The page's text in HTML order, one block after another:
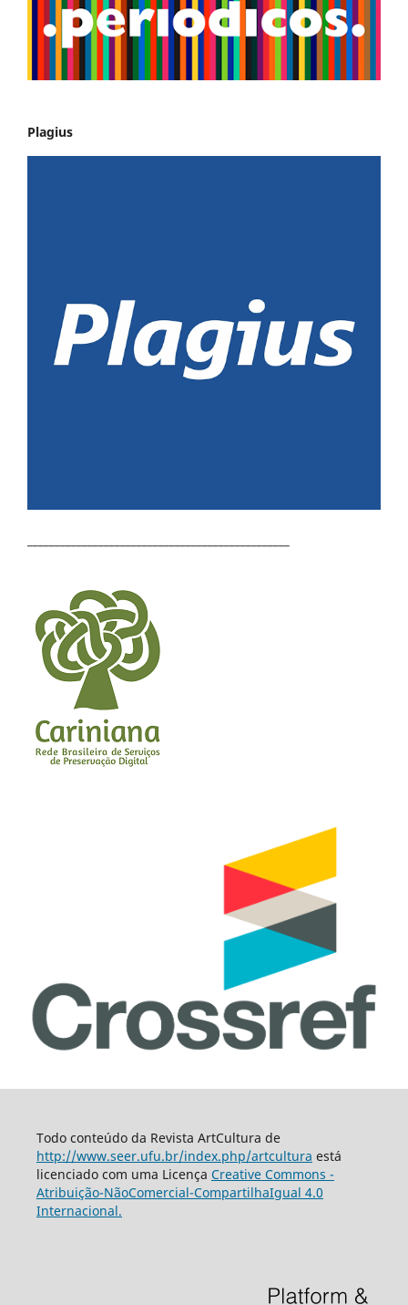
Plagius
Todo conteúdo da Revista ArtCultura de
http://www.seer.ufu.br/index.php/artcultura está
licenciado com uma Licença Creative Commons -
Atribuição-NãoComercial-CompartilhaIgual 4.0
Internacional.